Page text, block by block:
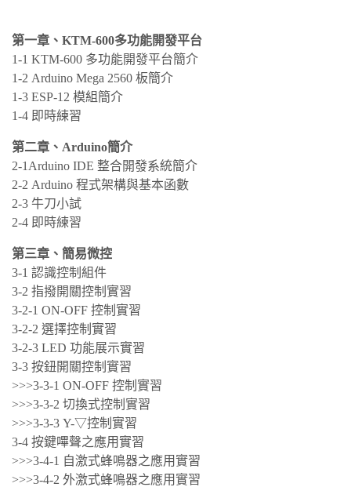
第一章、KTM-600多功能開發平台
1-1 KTM-600 多功能開發平台簡介
1-2 Arduino Mega 2560 板簡介
1-3 ESP-12 模組簡介
1-4 即時練習
第二章、Arduino簡介
2-1Arduino IDE 整合開發系統簡介
2-2 Arduino 程式架構與基本函數
2-3 牛刀小試
2-4 即時練習
第三章、簡易微控
3-1 認識控制組件
3-2 指撥開關控制實習
3-2-1 ON-OFF 控制實習
3-2-2 選擇控制實習
3-2-3 LED 功能展示實習
3-3 按鈕開關控制實習
>>>3-3-1 ON-OFF 控制實習
>>>3-3-2 切換式控制實習
>>>3-3-3 Y-▽控制實習
3-4 按鍵嗶聲之應用實習
>>>3-4-1 自激式蜂鳴器之應用實習
>>>3-4-2 外激式蜂鳴器之應用實習